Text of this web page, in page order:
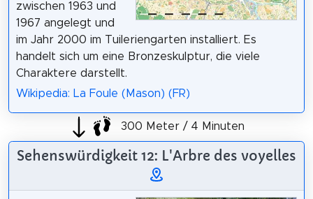
zwischen 1963 und
1967 angelegt und
im Jahr 2000 im Tuileriengarten installiert. Es
handelt sich um eine Bronzeskulptur, die viele
Charaktere darstellt.
Wikipedia: La Foule (Mason) (FR)
300 Meter / 4 Minuten
Sehenswürdigkeit 12: L'Arbre des voyelles